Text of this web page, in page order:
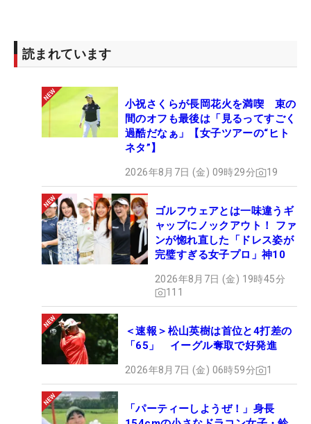
読まれています
小祝さくらが長岡花火を満喫 束の
間のオフも最後は「見るってすごく
過酷だなぁ」【女子ツアーの“ヒト
ネタ”】
2026年8月7日 (金) 09時29分 19
ゴルフウェアとは一味違うギ
ャップにノックアウト！ ファ
ンが惚れ直した「ドレス姿が
完璧すぎる女子プロ」神10
2026年8月7日 (金) 19時45分
111
＜速報＞松山英樹は首位と4打差の
「65」 イーグル奪取で好発進
2026年8月7日 (金) 06時59分 1
「パーティーしようぜ！」身長